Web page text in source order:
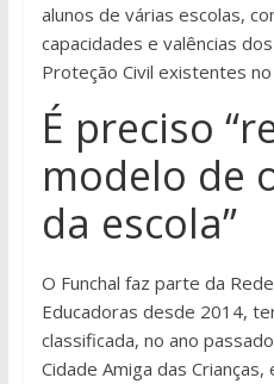
alunos de várias escolas,
capacidades e valências
Proteção Civil existentes no
É preciso
modelo de
da escola”
O Funchal faz parte da
Educadoras desde 2014,
classificada, no ano
Cidade Amiga das